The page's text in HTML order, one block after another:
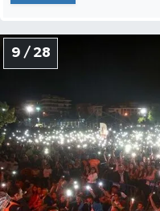
9 / 28